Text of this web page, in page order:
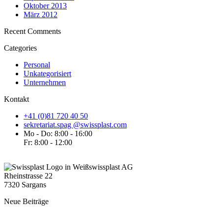
Oktober 2013
März 2012
Recent Comments
Categories
Personal
Unkategorisiert
Unternehmen
Kontakt
+41 (0)81 720 40 50
sekretariat.spag @swissplast.com
Mo - Do: 8:00 - 16:00
Fr: 8:00 - 12:00
swissplast AG
Rheinstrasse 22
7320 Sargans
Neue Beiträge